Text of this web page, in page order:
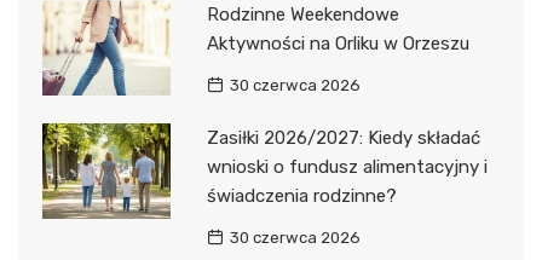
Rodzinne Weekendowe
Aktywności na Orliku w Orzeszu
30 czerwca 2026
Zasiłki 2026/2027: Kiedy składać
wnioski o fundusz alimentacyjny i
świadczenia rodzinne?
30 czerwca 2026